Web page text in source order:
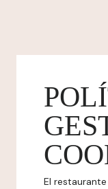
El restaurante